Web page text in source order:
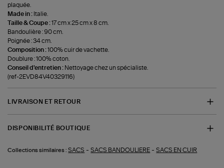
plaquée.
Made in : Italie.
Taille & Coupe :17 cm x 25 cm x 8 cm.
Bandoulière : 90 cm.
Poignée : 34 cm.
Composition :100% cuir de vachette.
Doublure : 100% coton.
Conseil d'entretien : Nettoyage chez un spécialiste.
(ref-2EVD84V40329116)
LIVRAISON ET RETOUR
DISPONIBILITÉ BOUTIQUE
Collections similaires : SACS -SACS BANDOULIERE -SACS EN CUIR